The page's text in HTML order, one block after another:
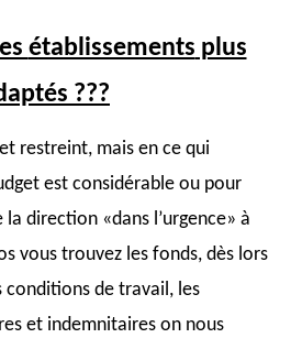
établissements plus
???
restreint, mais en ce qui
est considérable ou pour
direction «dans l’urgence» à
vous trouvez les fonds, dès lors
conditions de travail, les
et indemnitaires on nous